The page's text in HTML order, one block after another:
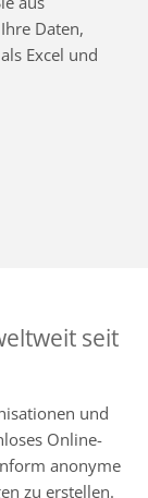
Daten,
Excel und
seit
und
Online-
anonyme
zu erstellen.